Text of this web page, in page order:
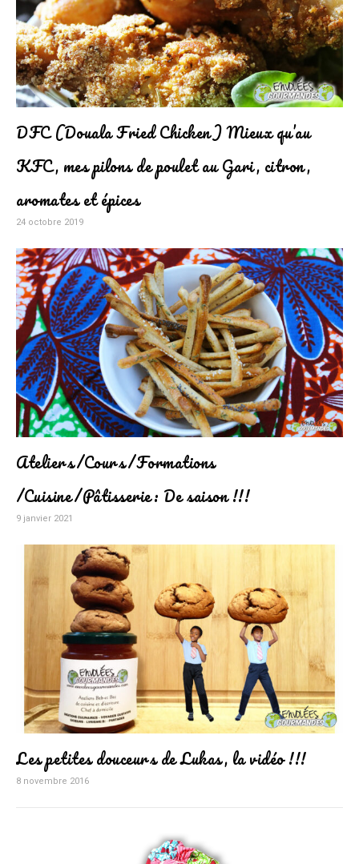
DFC (Douala Fried Chicken) Mieux qu’au
KFC, mes pilons de poulet au Gari, citron,
aromates et épices
24 octobre 2019
Ateliers/Cours/Formations
/Cuisine/Pâtisserie: De saison !!!
9 janvier 2021
Les petites douceurs de Lukas, la vidéo !!!
8 novembre 2016